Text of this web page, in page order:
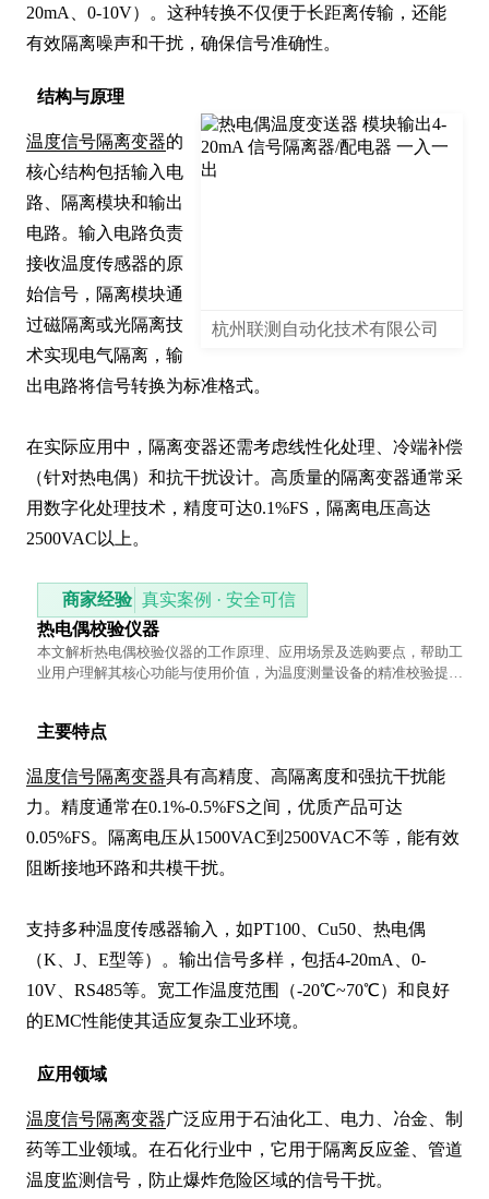
20mA、0-10V）。这种转换不仅便于长距离传输，还能
有效隔离噪声和干扰，确保信号准确性。
结构与原理
杭州联测自动化技术有限公司
温度信号隔离变器的
核心结构包括输入电
路、隔离模块和输出
电路。输入电路负责
接收温度传感器的原
始信号，隔离模块通
过磁隔离或光隔离技
术实现电气隔离，输
出电路将信号转换为标准格式。
在实际应用中，隔离变器还需考虑线性化处理、冷端补偿
（针对热电偶）和抗干扰设计。高质量的隔离变器通常采
用数字化处理技术，精度可达0.1%FS，隔离电压高达
2500VAC以上。
商家经验 真实案例 · 安全可信
热电偶校验仪器
本文解析热电偶校验仪器的工作原理、应用场景及选购要点，帮助工
业用户理解其核心功能与使用价值，为温度测量设备的精准校验提供
主要特点
温度信号隔离变器具有高精度、高隔离度和强抗干扰能
力。精度通常在0.1%-0.5%FS之间，优质产品可达
0.05%FS。隔离电压从1500VAC到2500VAC不等，能有效
阻断接地环路和共模干扰。
支持多种温度传感器输入，如PT100、Cu50、热电偶
（K、J、E型等）。输出信号多样，包括4-20mA、0-
10V、RS485等。宽工作温度范围（-20℃~70℃）和良好
的EMC性能使其适应复杂工业环境。
应用领域
温度信号隔离变器广泛应用于石油化工、电力、冶金、制
药等工业领域。在石化行业中，它用于隔离反应釜、管道
温度监测信号，防止爆炸危险区域的信号干扰。